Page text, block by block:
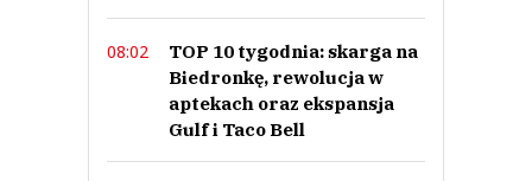
Nickt
Odpowiedz
0
08:02
TOP 10 tygodnia: skarga na
Biedronkę, rewolucja w
aptekach oraz ekspansja
Gulf i Taco Bell